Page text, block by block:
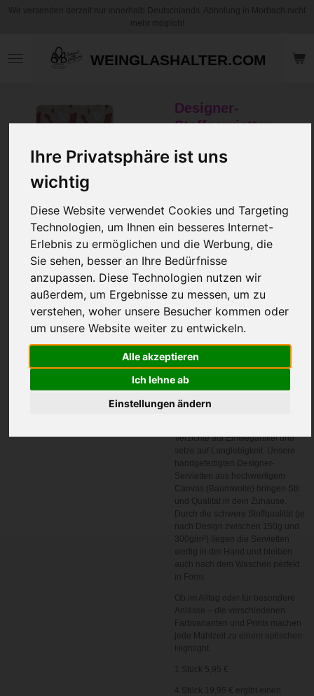
Ihre Privatsphäre ist uns
wichtig
Diese Website verwendet Cookies und Targeting
Technologien, um Ihnen ein besseres Internet-
Erlebnis zu ermöglichen und die Werbung, die
Sie sehen, besser an Ihre Bedürfnisse
anzupassen. Diese Technologien nutzen wir
außerdem, um Ergebnisse zu messen, um zu
verstehen, woher unsere Besucher kommen oder
um unsere Website weiter zu entwickeln.
Alle akzeptieren
Ich lehne ab
Einstellungen ändern
WEINGLASHALTER.COM
Designer-
Stoffservietten
Canvas (40 x 40
5,95 €
zzgl.Versandkosten
Stück
Warenkorb
Nachhaltige Eleganz für deinen
Verzichte auf Einwegartikel und
setze auf Langlebigkeit. Unsere
handgefertigten Designer-
Servietten aus hochwertigem
Canvas (Baumwolle) bringen Stil
und Qualität in dein Zuhause.
Durch die schwere Stoffqualität (je
nach Design zwischen 150g und
300g/m²) liegen die Servietten
wertig in der Hand und bleiben
auch nach dem Waschen perfekt
in Form.
Ob im Alltag oder für besondere
Anlässe – die verschiedenen
Farbvarianten und Prints machen
jede Mahlzeit zu einem optischen
Highlight.
1 Stück 5,95 €
4 Stück 19,95 € ergibt einen